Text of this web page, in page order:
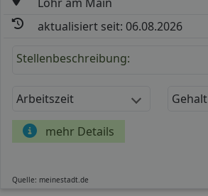
aktualisiert seit: 06.08.2026
Stellenbeschreibung:
Arbeitszeit Gehalt
mehr Details
Quelle: meinestadt.de